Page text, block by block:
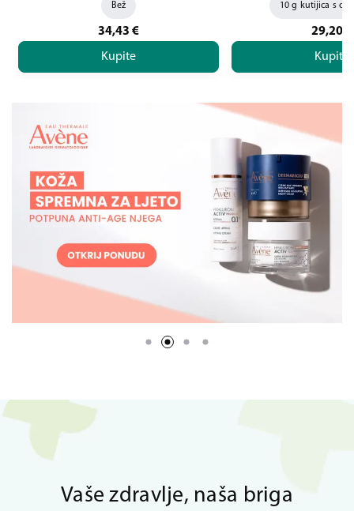
Bež
34,43 €
Kupite
10 g kutijica s
29,20
Kupite
Vaše zdravlje, naša briga